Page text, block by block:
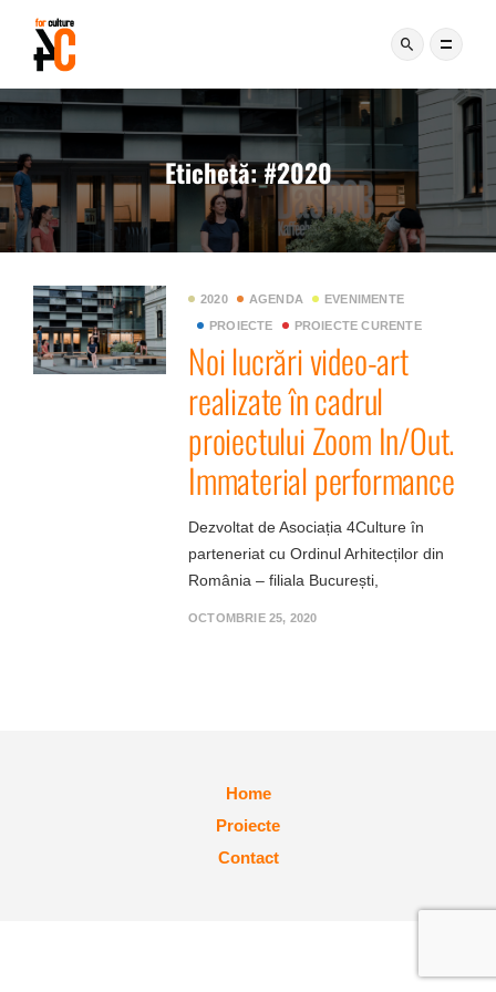
Etichetă:#2020
2020 AGENDA
EVENIMENTE
PROIECTE
PROIECTE CURENTE
Noi lucrări video-art
realizate în cadrul
proiectului Zoom In/Out.
Immaterial performance
Dezvoltat de Asociația 4Culture în
parteneriat cu Ordinul Arhitecților din
România – filiala București,
OCTOMBRIE 25, 2020
Home
Proiecte
Contact